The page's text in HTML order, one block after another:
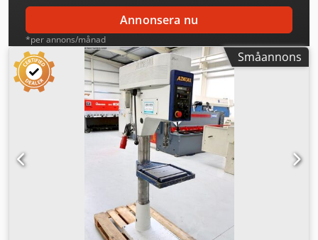
Annonsera nu
*per annons/månad
Småannons